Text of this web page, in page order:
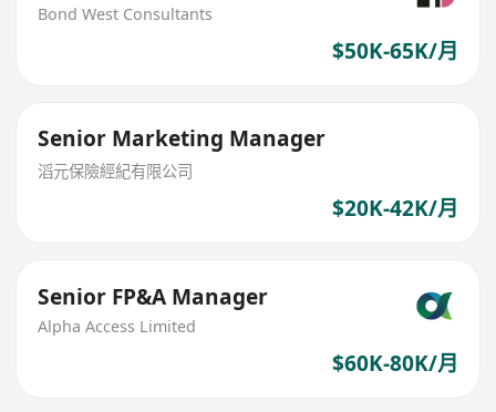
Bond West Consultants
$50K-65K/月
Senior Marketing Manager
滔元保險經紀有限公司
$20K-42K/月
Senior FP&A Manager
Alpha Access Limited
$60K-80K/月